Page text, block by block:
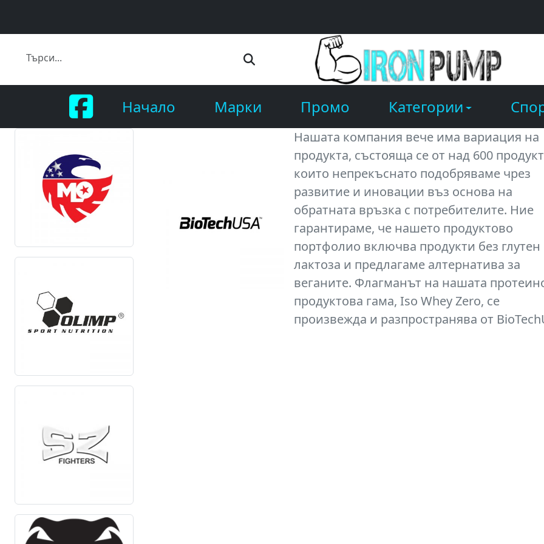
Начало Марки Промо Категории
Нашата компания вече има вариация на
продукта, състояща се от над 600
които непрекъснато подобряваме чрез
развитие и иновации въз основа на
обратната връзка с потребителите. Ние
гарантираме, че нашето продуктово
портфолио включва продукти без глутен
лактоза и предлагаме алтернатива за
веганите. Флагманът на нашата
продуктова гама, Iso Whey Zero, се
произвежда и разпространява от